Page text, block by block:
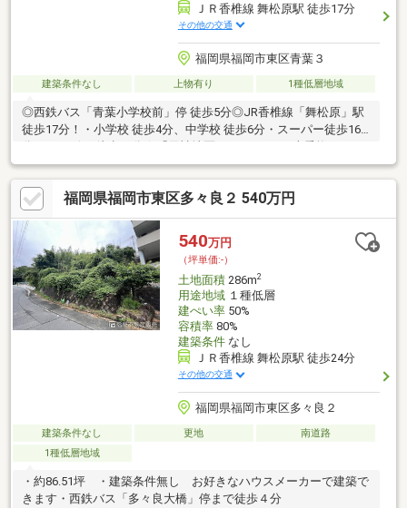
ＪＲ香椎線 舞松原駅 徒歩17分
その他の交通
福岡県福岡市東区青葉３
建築条件なし 上物有り 1種低層地域
◎西鉄バス「青葉小学校前」停 徒歩5分◎JR香椎線「舞松原」駅
徒歩17分！・小学校 徒歩4分、中学校 徒歩6分・スーパー徒歩16
☆【住まいの相談窓口「住むばい」】◇◆◇ 092-624-7739
◇◆◇住まいのお悩み、資金計画まで幅広く対応可能！リフォー
ム・リノベーションもご相談受付中♪どんな些細なことでもお気軽
にご相談ください☆
福岡県福岡市東区多々良２ 540万円
540万円
（坪単価:-）
土地面積286m2
用途地域１種低層
建ぺい率50%
容積率80%
建築条件なし
ＪＲ香椎線 舞松原駅 徒歩24分
その他の交通
福岡県福岡市東区多々良２
建築条件なし 更地
南道路
1種低層地域
・約86.51坪 ・建築条件無し お好きなハウスメーカーで建築で
きます・西鉄バス「多々良大橋」停まで徒歩４分